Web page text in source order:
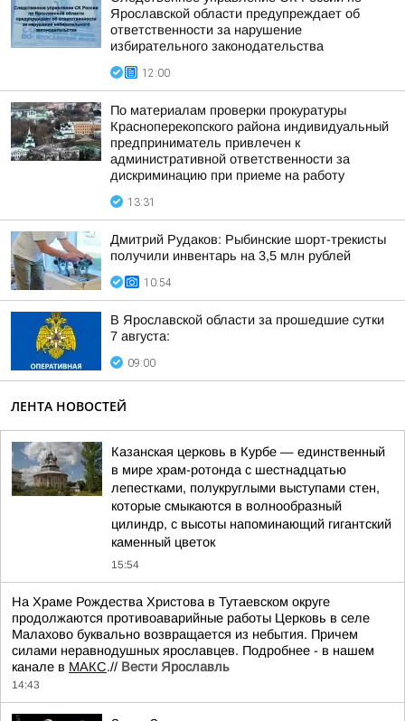
Ярославской области предупреждает об
ответственности за нарушение
избирательного законодательства
12:00
По материалам проверки прокуратуры
Красноперекопского района индивидуальный
предприниматель привлечен к
административной ответственности за
дискриминацию при приеме на работу
13:31
Дмитрий Рудаков: Рыбинские шорт-трекисты
получили инвентарь на 3,5 млн рублей
10:54
В Ярославской области за прошедшие сутки
7 августа:
09:00
ЛЕНТА НОВОСТЕЙ
Казанская церковь в Курбе — единственный
в мире храм-ротонда с шестнадцатью
лепестками, полукруглыми выступами стен,
которые смыкаются в волнообразный
цилиндр, с высоты напоминающий гигантский
каменный цветок
15:54
На Храме Рождества Христова в Тутаевском округе
продолжаются противоаварийные работы Церковь в селе
Малахово буквально возвращается из небытия. Причем
силами неравнодушных ярославцев. Подробнее - в нашем
канале в МАКС.// Вести Ярославль
14:43